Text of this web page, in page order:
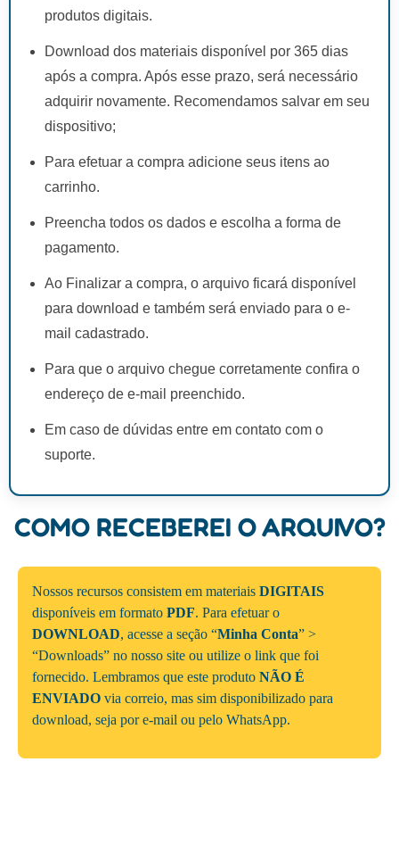
produtos digitais.
Download dos materiais disponível por 365 dias
após a compra. Após esse prazo, será necessário
adquirir novamente. Recomendamos salvar em seu
dispositivo;
Para efetuar a compra adicione seus itens ao
carrinho.
Preencha todos os dados e escolha a forma de
pagamento.
Ao Finalizar a compra, o arquivo ficará disponível
para download e também será enviado para o e-
mail cadastrado.
Para que o arquivo chegue corretamente confira o
endereço de e-mail preenchido.
Em caso de dúvidas entre em contato com o
suporte.
COMO RECEBEREI O ARQUIVO?
Nossos recursos consistem em materiais DIGITAIS
disponíveis em formato PDF. Para efetuar o
DOWNLOAD, acesse a seção “Minha Conta” >
“Downloads” no nosso site ou utilize o link que foi
fornecido. Lembramos que este produto NÃO É
ENVIADO via correio, mas sim disponibilizado para
download, seja por e-mail ou pelo WhatsApp.